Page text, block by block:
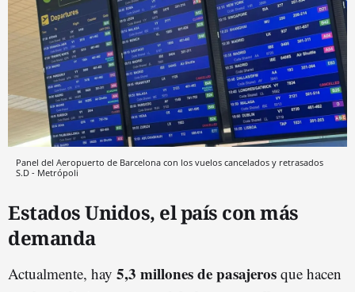
Panel del Aeropuerto de Barcelona con los vuelos cancelados y retrasados
S.D - Metrópoli
Estados Unidos, el país con más
demanda
Actualmente, hay 5,3 millones depasajeros que hacen